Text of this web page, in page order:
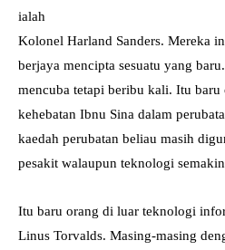
ialah
Kolonel Harland Sanders. Mereka
berjaya mencipta sesuatu yang
mencuba tetapi beribu kali. Itu
kehebatan Ibnu Sina dalam
kaedah perubatan beliau masih
pesakit walaupun teknologi
Itu baru orang di luar teknologi
Linus Torvalds. Masing-masing